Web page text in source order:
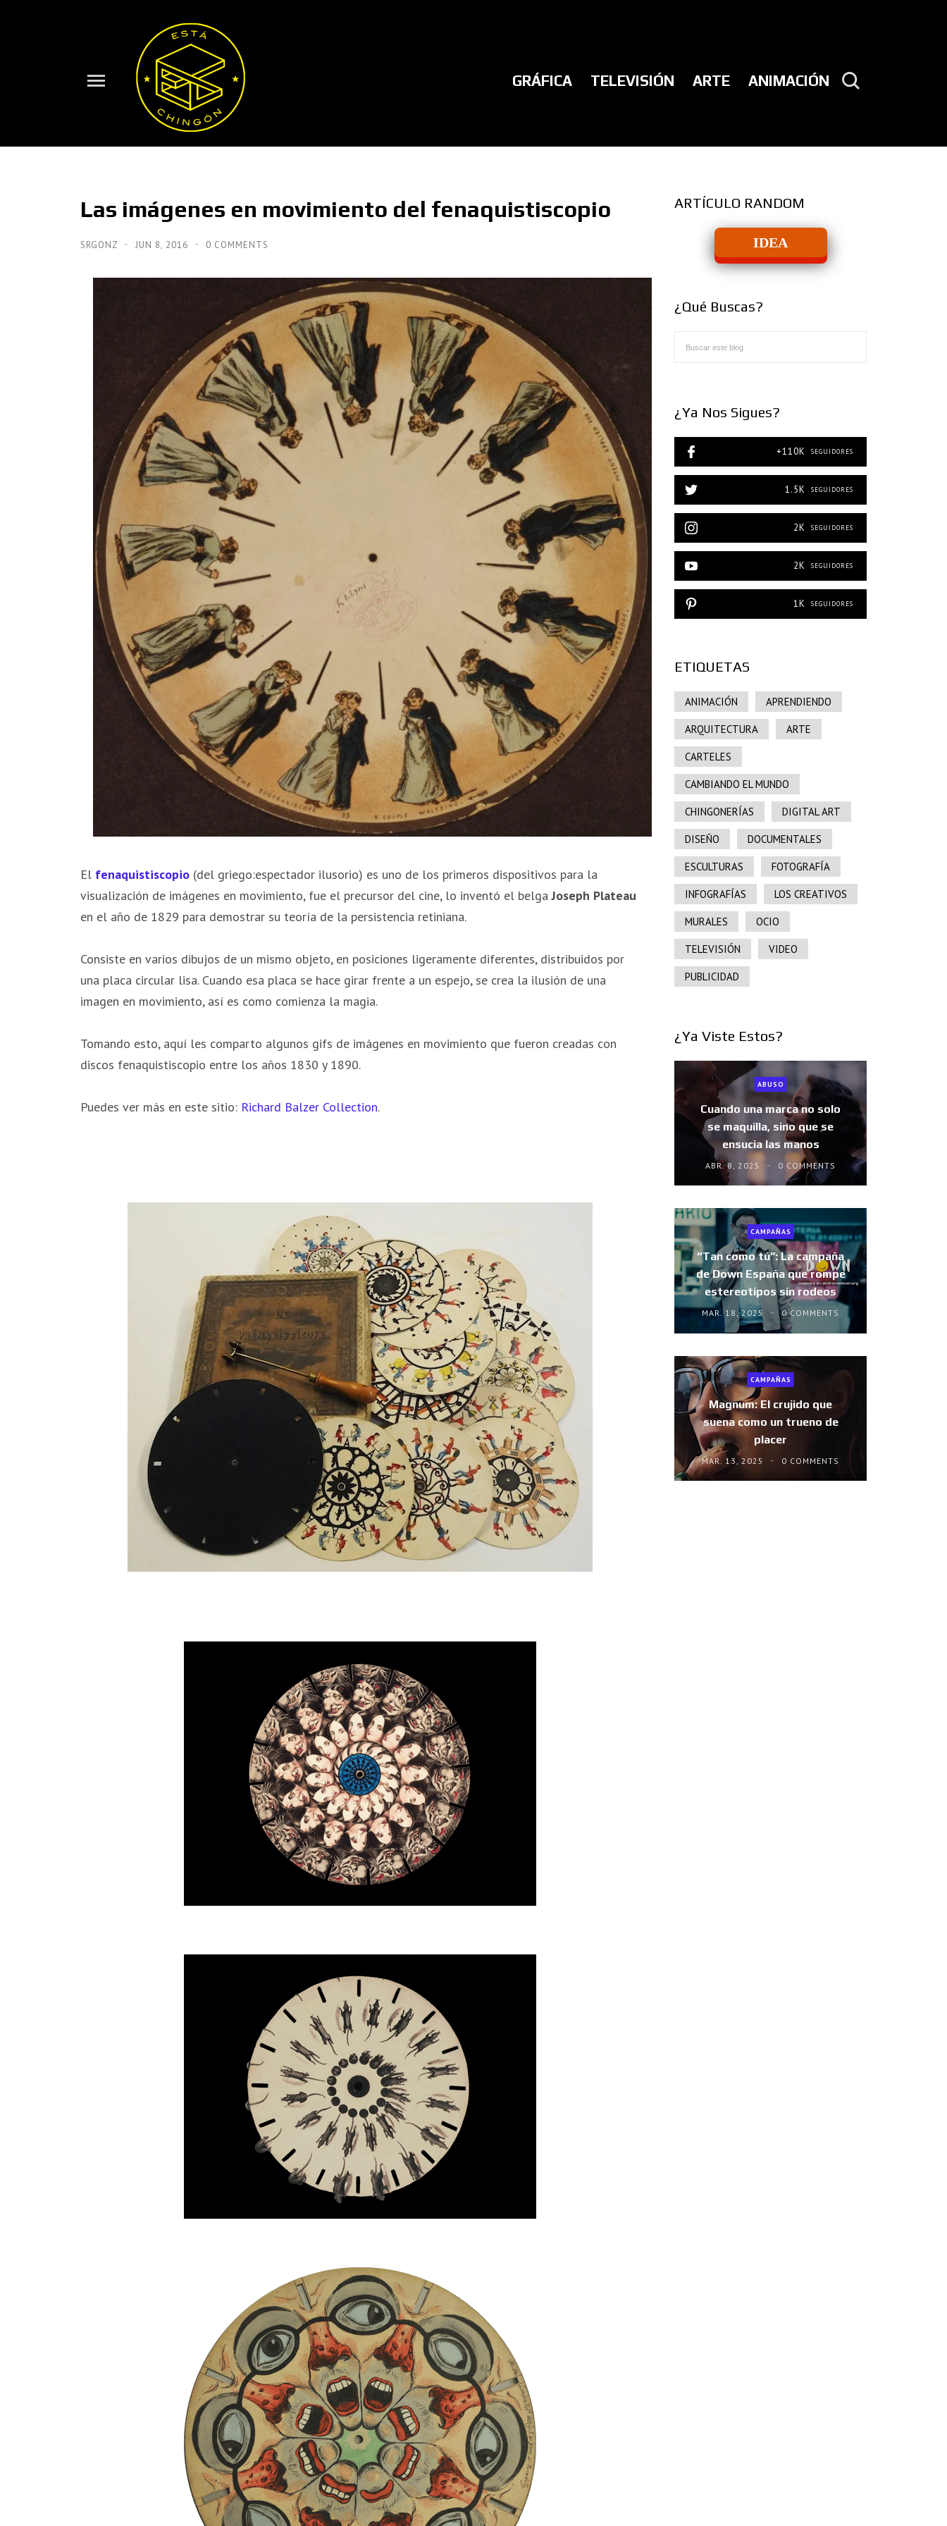
GRÁFICA TELEVISIÓN ARTE ANIMACIÓN
Las imágenes en movimiento del fenaquistiscopio
SRGONZ JUN 8, 2016 0 COMMENTS
El fenaquistiscopio (del griego:espectador ilusorio) es uno de los primeros dispositivos para la
visualización de imágenes en movimiento, fue el precursor del cine, lo inventó el belgaJoseph Plateau
en el año de 1829 para demostrar su teoría de la persistencia retiniana.
Consiste en varios dibujos de un mismo objeto, en posiciones ligeramente diferentes, distribuidos por
una placa circular lisa. Cuando esa placa se hace girar frente a un espejo, se crea la ilusión de una
imagen en movimiento, así es como comienza la magia.
Tomando esto, aquí les comparto algunos gifs de imágenes en movimiento que fueron creadas con
discos fenaquistiscopio entre los años 1830 y 1890.
Puedes ver más en este sitio: Richard Balzer Collection.
ARTÍCULO RANDOM
IDEA
¿Qué Buscas?
¿Ya Nos Sigues?
+110K SEGUIDORES
1.5K SEGUIDORES
2K SEGUIDORES
2K SEGUIDORES
1K SEGUIDORES
ETIQUETAS
ANIMACIÓN APRENDIENDO
ARQUITECTURA ARTE
CARTELES
CAMBIANDO EL MUNDO
CHINGONERÍAS DIGITAL ART
DISEÑO DOCUMENTALES
ESCULTURAS FOTOGRAFÍA
INFOGRAFÍAS LOS CREATIVOS
MURALES OCIO
TELEVISIÓN VIDEO
PUBLICIDAD
¿Ya Viste Estos?
ABUSO
Cuando una marca no solo
se maquilla, sino que se
ensucia las manos
ABR. 8, 2025 0 COMMENTS
CAMPAÑAS
“Tan como tú”: La campaña
de Down España que rompe
estereotipos sin rodeos
MAR. 18, 2025 0 COMMENTS
CAMPAÑAS
Magnum: El crujido que
suena como un trueno de
placer
MAR. 13, 2025 0 COMMENTS